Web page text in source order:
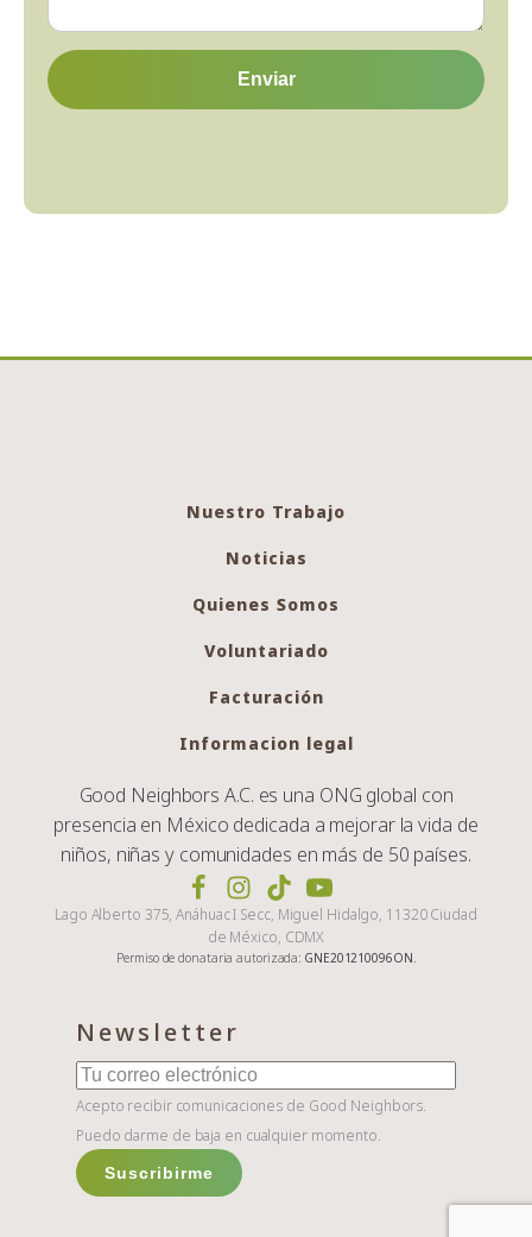
Nuestro Trabajo
Noticias
Quienes Somos
Voluntariado
Facturación
Informacion legal
Good Neighbors A.C. es una ONG global con
presencia en México dedicada a mejorar la vida de
niños, niñas y comunidades en más de 50 países.
Lago Alberto 375, Anáhuac I Secc, Miguel Hidalgo, 11320 Ciudad
de México, CDMX
Permiso de donataria autorizada: GNE201210096ON.
Newsletter
Acepto recibir comunicaciones de Good Neighbors.
Puedo darme de baja en cualquier momento.